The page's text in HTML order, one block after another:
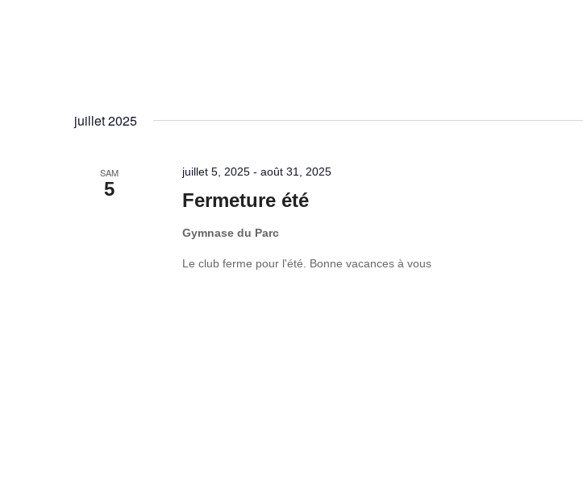
juillet 2025
SAM
5
Fermeture été
juillet 5, 2025 -août 31, 2025
Gymnase du Parc
Le club ferme pour l'été. Bonne vacances à vous